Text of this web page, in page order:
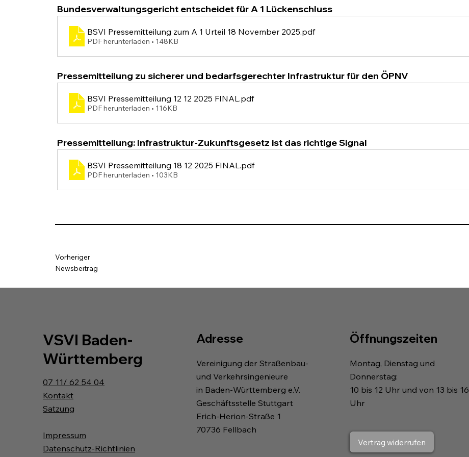
Bundesverwaltungsgericht entscheidet für A 1 Lückenschluss
BSVI Pressemitteilung zum A 1 Urteil 18 November 2025.pdf
PDF herunterladen • 148KB
Pressemitteilung zu sicherer und bedarfsgerechter Infrastruktur für den ÖPNV
BSVI Pressemitteilung 12 12 2025 FINAL.pdf
PDF herunterladen • 116KB
Pressemitteilung: Infrastruktur-Zukunftsgesetz ist das richtige Signal
BSVI Pressemitteilung 18 12 2025 FINAL.pdf
PDF herunterladen • 103KB
Vorheriger
Newsbeitrag
VSVI Baden-
Württemberg
07 11/ 62 54 04
Kontakt
Satzung
Impressum
Datenschutz-Richtlinien
Adresse
Vereinigung der Straßenbau-
und Verkehrsingenieure
in Baden-Württemberg e.V.
Geschäftsstelle Stuttgart
Erich-Herion-Straße 1
70736 Fellbach
Öffnungszeiten
Montag, Dienstag und
Donnerstag:
10 bis 12 Uhr und von 13 bis 16
Uhr
Vertrag widerrufen